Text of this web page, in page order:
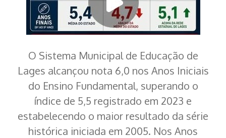
O Sistema Municipal de Educação de
Lages alcançou nota 6,0 nos Anos Iniciais
do Ensino Fundamental, superando o
índice de 5,5 registrado em 2023 e
estabelecendo o maior resultado da série
histórica iniciada em 2005. Nos Anos